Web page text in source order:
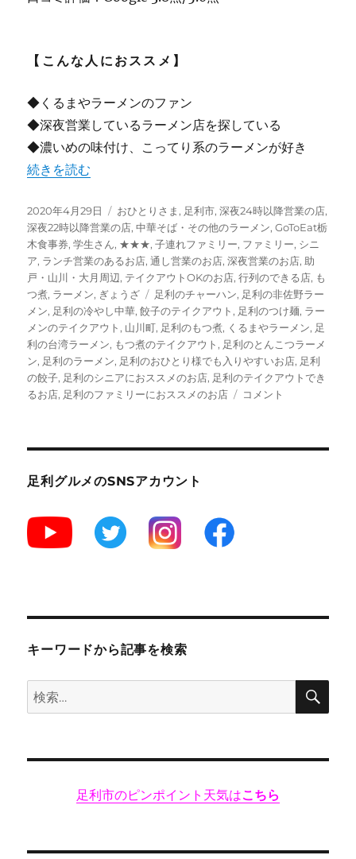
【こんな人におススメ】
◆くるまやラーメンのファン
◆深夜営業しているラーメン店を探している
◆濃いめの味付け、こってり系のラーメンが好き
“【足利】市内では老舗のラーメンチェーン店 “くるま
続きを読む
投
稿
日:
2020年4月29日
カ
テ
ゴ
リ
ー
おひとりさま , 足利市,深夜24時以降営業の店,
深夜22時以降営業の店,中華そば・その他のラーメン,GoToEat栃
木食事券,学生さん, ★★★,子連れファミリー, ファミリー, シニ
ア, ランチ営業のあるお店,通し営業のお店,深夜営業のお店, 助
戸・山川・大月周辺, テイクアウトOKのお店,行列のできる店, も
つ煮, ラーメン, ぎょうざ
タ
グ
足利のチャーハン, 足利の非佐野ラー
メン, 足利の冷やし中華,餃子のテイクアウト , 足利のつけ麺, ラー
メンのテイクアウト , 山川町, 足利のもつ煮, くるまやラーメン, 足
利の台湾ラーメン, もつ煮のテイクアウト , 足利のとんこつラーメ
ン, 足利のラーメン, 足利のおひとり様でも入りやすいお店, 足利
の餃子, 足利のシニアにおススメのお店, 足利のテイクアウトでき
るお店, 足利のファミリーにおススメのお店
【足
る
ラ
メ
コメント
足利グルメのSNSアカウント
キーワードから記事を検索
検
索:
検
足利市のピンポイント天気はこちら